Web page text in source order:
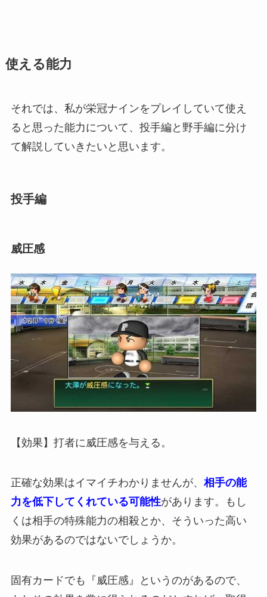
使える能力
それでは、私が栄冠ナインをプレイしていて使え
ると思った能力について、投手編と野手編に分け
て解説していきたいと思います。
投手編
威圧感
【効果】打者に威圧感を与える。
正確な効果はイマイチわかりませんが、 相手の能
力を低下してくれている可能性があります。もし
くは相手の特殊能力の相殺とか、そういった高い
効果があるのではないでしょうか。
固有カードでも『威圧感』というのがあるので、